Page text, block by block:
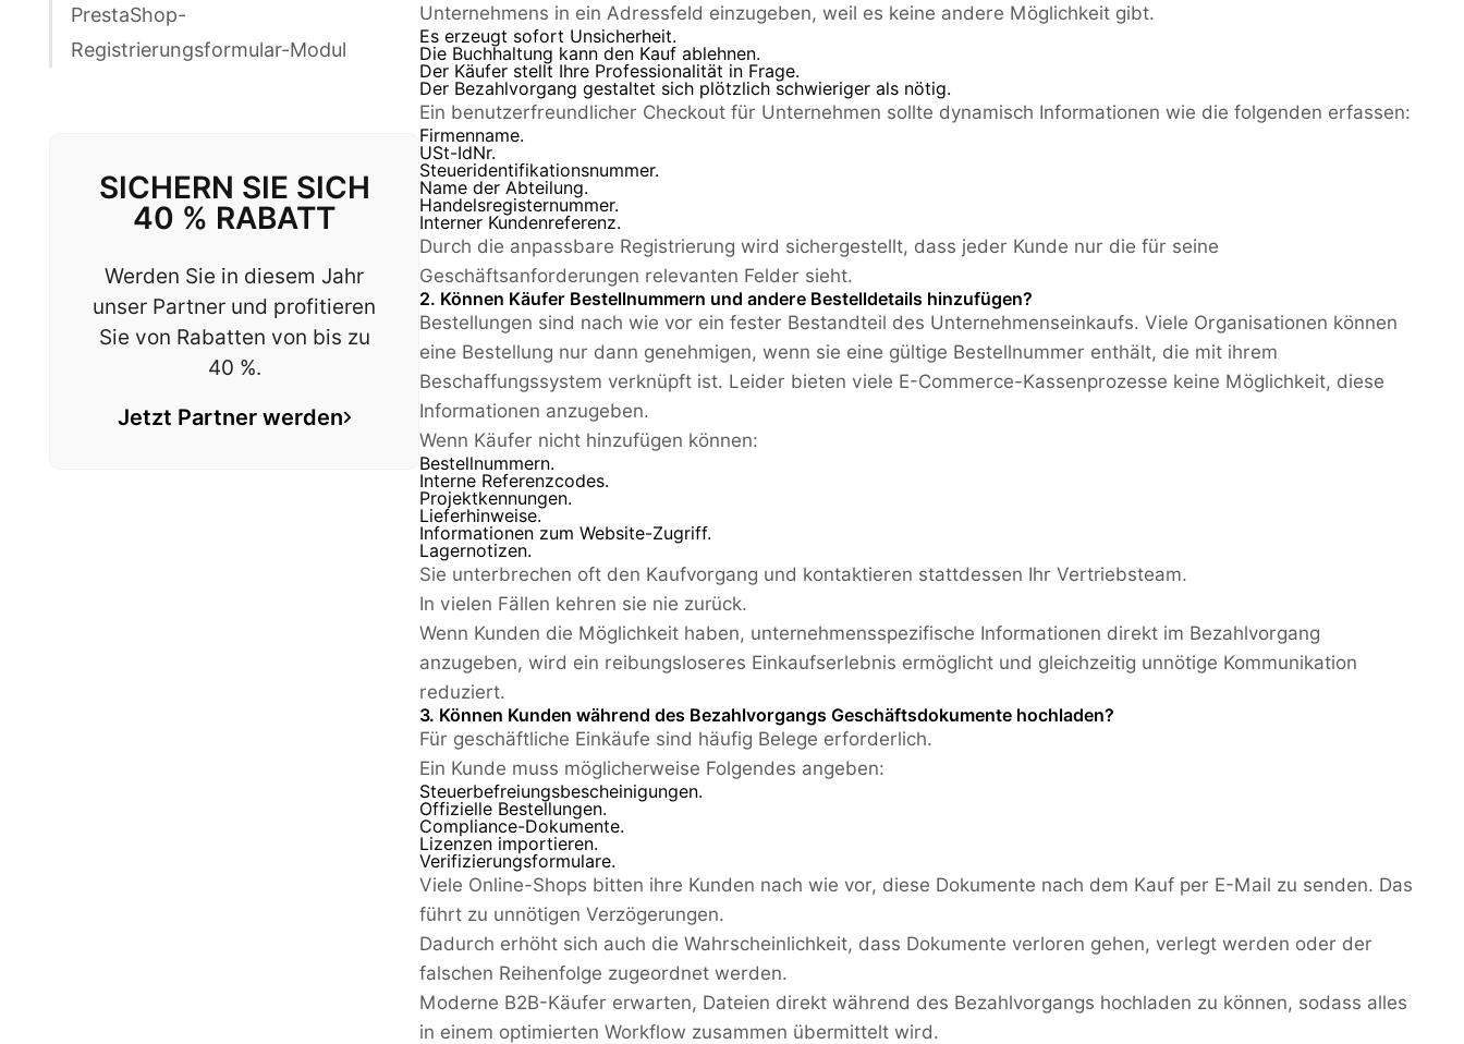
PrestaShop-
Registrierungsformular-Modul
SICHERN SIE SICH
40 % RABATT
Werden Sie in diesem Jahr
unser Partner und profitieren
Sie von Rabatten von bis zu
40 %.
Jetzt Partner werden
Unternehmens in ein Adressfeld einzugeben, weil es keine andere Möglichkeit gibt.
Es erzeugt sofort Unsicherheit.
Die Buchhaltung kann den Kauf ablehnen.
Der Käufer stellt Ihre Professionalität in Frage.
Der Bezahlvorgang gestaltet sich plötzlich schwieriger als nötig.
Ein benutzerfreundlicher Checkout für Unternehmen sollte dynamisch Informationen wie die folgenden erfassen:
Firmenname.
USt-IdNr.
Steueridentifikationsnummer.
Name der Abteilung.
Handelsregisternummer.
Interner Kundenreferenz.
Durch die anpassbare Registrierung wird sichergestellt, dass jeder Kunde nur die für seine
Geschäftsanforderungen relevanten Felder sieht.
2. Können Käufer Bestellnummern und andere Bestelldetails hinzufügen?
Bestellungen sind nach wie vor ein fester Bestandteil des Unternehmenseinkaufs. Viele Organisationen können
eine Bestellung nur dann genehmigen, wenn sie eine gültige Bestellnummer enthält, die mit ihrem
Beschaffungssystem verknüpft ist. Leider bieten viele E-Commerce-Kassenprozesse keine Möglichkeit, diese
Informationen anzugeben.
Wenn Käufer nicht hinzufügen können:
Bestellnummern.
Interne Referenzcodes.
Projektkennungen.
Lieferhinweise.
Informationen zum Website-Zugriff.
Lagernotizen.
Sie unterbrechen oft den Kaufvorgang und kontaktieren stattdessen Ihr Vertriebsteam.
In vielen Fällen kehren sie nie zurück.
Wenn Kunden die Möglichkeit haben, unternehmensspezifische Informationen direkt im Bezahlvorgang
anzugeben, wird ein reibungsloseres Einkaufserlebnis ermöglicht und gleichzeitig unnötige Kommunikation
reduziert.
3. Können Kunden während des Bezahlvorgangs Geschäftsdokumente hochladen?
Für geschäftliche Einkäufe sind häufig Belege erforderlich.
Ein Kunde muss möglicherweise Folgendes angeben:
Steuerbefreiungsbescheinigungen.
Offizielle Bestellungen.
Compliance-Dokumente.
Lizenzen importieren.
Verifizierungsformulare.
Viele Online-Shops bitten ihre Kunden nach wie vor, diese Dokumente nach dem Kauf per E-Mail zu senden. Das
führt zu unnötigen Verzögerungen.
Dadurch erhöht sich auch die Wahrscheinlichkeit, dass Dokumente verloren gehen, verlegt werden oder der
falschen Reihenfolge zugeordnet werden.
Moderne B2B-Käufer erwarten, Dateien direkt während des Bezahlvorgangs hochladen zu können, sodass alles
in einem optimierten Workflow zusammen übermittelt wird.